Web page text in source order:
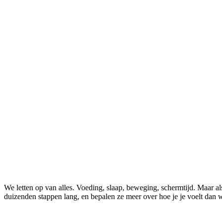
We letten op van alles. Voeding, slaap, beweging, schermtijd. Maar als ik vraag wanneer iemand voor het laatst bewust naar zijn schoenen keek, blijft het meestal stil. Toch dragen die schoenen je elke dag, vele
duizenden stappen lang, en bepalen ze meer over hoe je je voelt